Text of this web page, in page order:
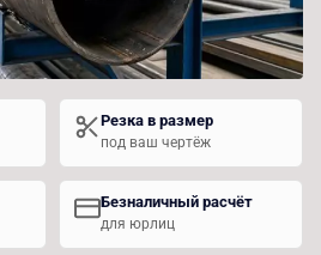
Резка в размер
под ваш чертёж
Безналичный расчёт
для юрлиц